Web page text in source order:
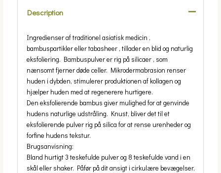
Description
Ingredienser af traditionel asiatisk medicin ,
bambuspartikler eller tabasheer , tillader en blid og naturlig
eksfoliering. Bambuspulver er rig på silicaer , som
nænsomt fjerner døde celler. Mikrodermabrasion renser
huden i dybden, stimulerer produktionen af ​​kollagen og
hjælper huden med at regenerere hurtigere.
Den eksfolierende bambus giver mulighed for at genvinde
hudens naturlige udstråling. Knust, bliver det til et
eksfolierende pulver rig på silica for at rense urenheder og
forfine hudens tekstur.
Brugsanvisning:
Bland hurtigt 3 teskefulde pulver og 8 teskefulde vand i en
skål eller shaker. Påfør på dit ansigt i cirkulære bevægelser,